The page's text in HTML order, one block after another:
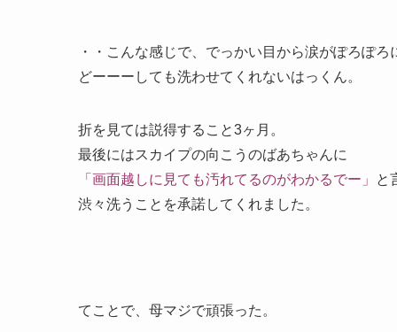
・・こんな感じで、でっかい目から涙がぽろぽろ
どーーーしても洗わせてくれないはっくん。
折を見ては説得すること3ヶ月。
最後にはスカイプの向こうのばあちゃんに
「画面越しに見ても汚れてるのがわかるでー」
と
渋々洗うことを承諾してくれました。
てことで、母マジで頑張った。